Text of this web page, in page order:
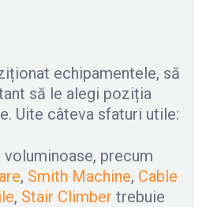
echipamentele, să
să le alegi poziția
Uite câteva sfaturi utile:
precum
, Smith Machine, Cable
, Stair Climber trebuie